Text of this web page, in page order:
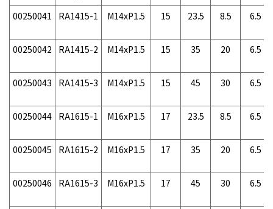
00250041 RA1415-1 M14xP1.5 15 23.5 8.5 6.5
00250042 RA1415-2 M14xP1.5 15 35 20 6.5
00250043 RA1415-3 M14xP1.5 15 45 30 6.5
00250044 RA1615-1 M16xP1.5 17 23.5 8.5 6.5
00250045 RA1615-2 M16xP1.5 17 35 20 6.5
00250046 RA1615-3 M16xP1.5 17 45 30 6.5